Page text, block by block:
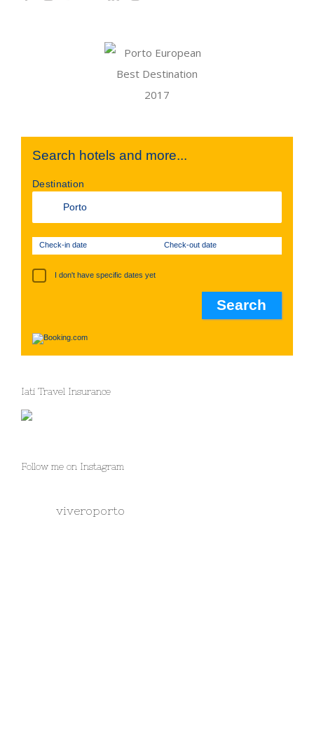
Search hotels and more...
Destination
Check-in date Check-out date
I don't have specific dates yet
Iati Travel Insurance
Follow me on Instagram
viveroporto